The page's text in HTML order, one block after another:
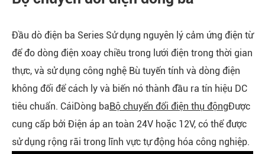
Đầu dò điện ba Series Sử dụng nguyên lý cảm ứng điện từ
để đo dòng điện xoay chiều trong lưới điện trong thời gian
thực, và sử dụng công nghệ Bù tuyến tính và dòng điện
không đổi để cách ly và biến nó thành đầu ra tín hiệu DC
tiêu chuẩn. CáiDòng baBộ chuyển đổi điện thụ độngĐược
cung cấp bởi Điện áp an toàn 24V hoặc 12V, có thể được
sử dụng rộng rãi trong lĩnh vực tự động hóa công nghiệp.